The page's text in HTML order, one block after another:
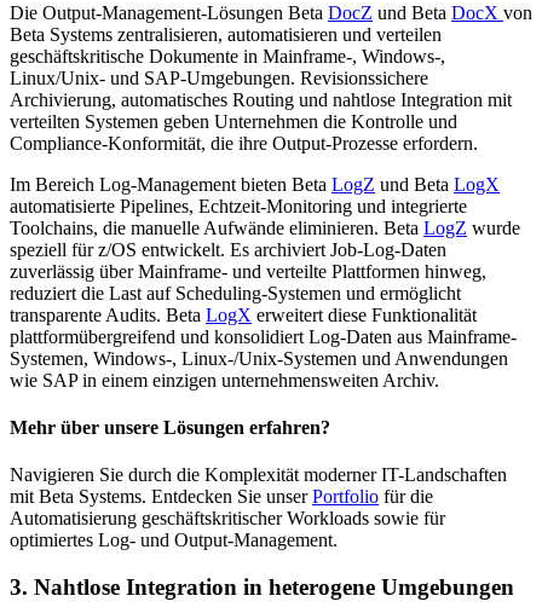
Die Output-Management-Lösungen Beta DocZ und Beta DocX von
Beta Systems zentralisieren, automatisieren und verteilen
geschäftskritische Dokumente in Mainframe-, Windows-,
Linux/Unix- und SAP-Umgebungen. Revisionssichere
Archivierung, automatisches Routing und nahtlose Integration mit
verteilten Systemen geben Unternehmen die Kontrolle und
Compliance-Konformität, die ihre Output-Prozesse erfordern.
Im Bereich Log-Management bieten Beta LogZ und Beta LogX
automatisierte Pipelines, Echtzeit-Monitoring und integrierte
Toolchains, die manuelle Aufwände eliminieren. Beta LogZ wurde
speziell für z/OS entwickelt. Es archiviert Job-Log-Daten
zuverlässig über Mainframe- und verteilte Plattformen hinweg,
reduziert die Last auf Scheduling-Systemen und ermöglicht
transparente Audits. Beta LogX erweitert diese Funktionalität
plattformübergreifend und konsolidiert Log-Daten aus Mainframe-
Systemen, Windows-, Linux-/Unix-Systemen und Anwendungen
wie SAP in einem einzigen unternehmensweiten Archiv.
Mehr über unsere Lösungen erfahren?
Navigieren Sie durch die Komplexität moderner IT-Landschaften
mit Beta Systems. Entdecken Sie unserPortfolio für die
Automatisierung geschäftskritischer Workloads sowie für
optimiertes Log- und Output-Management.
3. Nahtlose Integration in heterogene Umgebungen